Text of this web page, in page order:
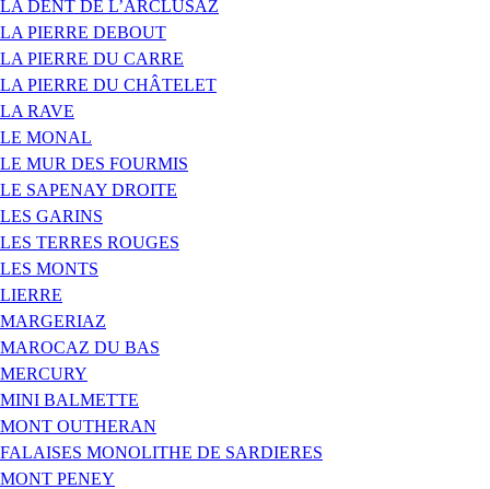
LA DENT DE L’ARCLUSAZ
LA PIERRE DEBOUT
LA PIERRE DU CARRE
LA PIERRE DU CHÂTELET
LA RAVE
LE MONAL
LE MUR DES FOURMIS
LE SAPENAY DROITE
LES GARINS
LES TERRES ROUGES
LES MONTS
LIERRE
MARGERIAZ
MAROCAZ DU BAS
MERCURY
MINI BALMETTE
MONT OUTHERAN
FALAISES MONOLITHE DE SARDIERES
MONT PENEY